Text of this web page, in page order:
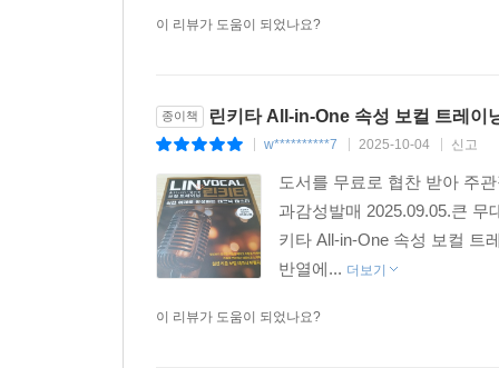
▶ 노래의 Copy
▶ 작사와 작곡, 편곡에 대한 부연
▶ 결론
이 리뷰가 도움이 되었나요?
종이책 린키타 All-in-One 속성 보컬 트레이
w**********7 2025-10-04 신고
도서를 무료로 협찬 받아 주
과감성발매 2025.09.05.큰
키타 All-in-One 속성 보컬 트
반열에... 더보기
이 리뷰가 도움이 되었나요?